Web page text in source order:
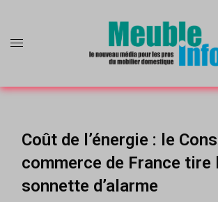
Coût de l’énergie : le
commerce de France tire
sonnette d’alarme